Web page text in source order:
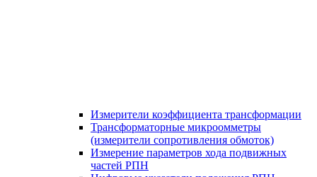
Измерители коэффициента трансформации
Трансформаторные микроомметры
(измерители сопротивления обмоток)
Измерение параметров хода подвижных
частей РПН